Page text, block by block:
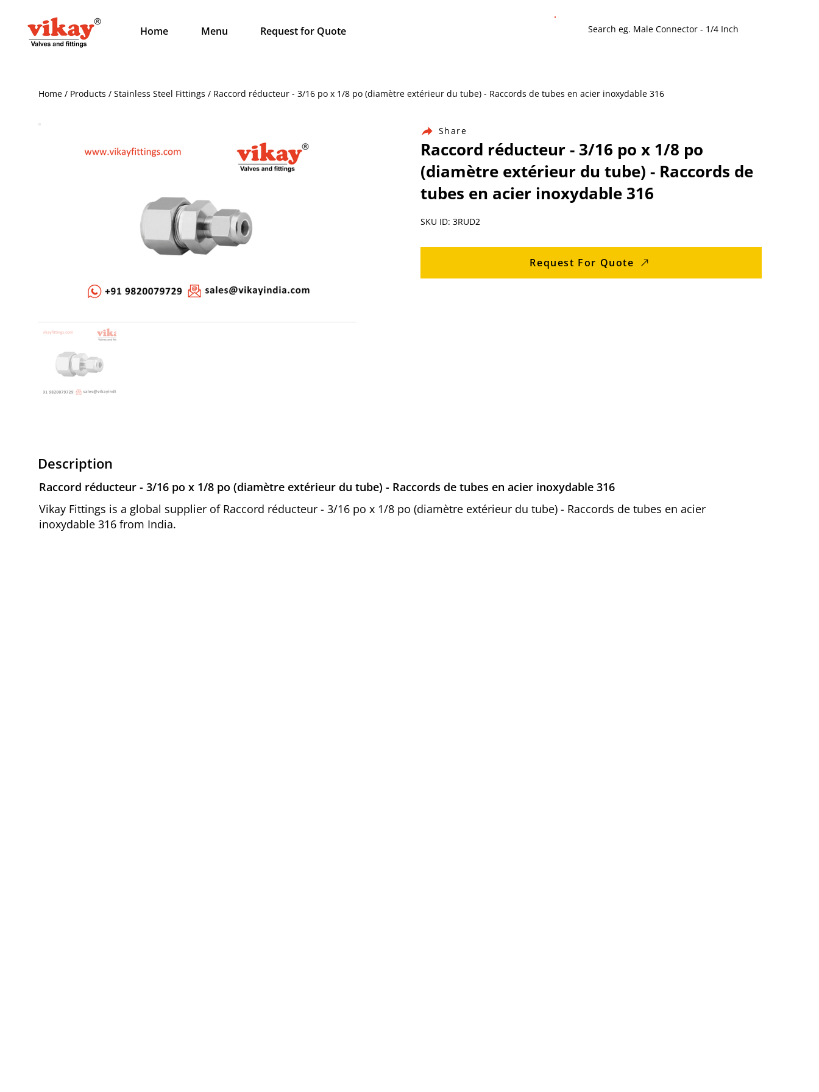
Home Menu Request for Quote
Home / Products / Stainless Steel Fittings / Raccord réducteur - 3/16 po x 1/8 po (diamètre extérieur du tube) - Raccords de tubes en acier inoxydable 316
Share
Raccord réducteur - 3/16 po x 1/8 po
(diamètre extérieur du tube) - Raccords de
tubes en acier inoxydable 316
SKU ID: 3RUD2
Request For Quote
Description
Raccord réducteur - 3/16 po x 1/8 po (diamètre extérieur du tube) - Raccords de tubes en acier inoxydable 316
Vikay Fittings is a global supplier of Raccord réducteur - 3/16 po x 1/8 po (diamètre extérieur du tube) - Raccords de tubes en acier
inoxydable 316 from India.